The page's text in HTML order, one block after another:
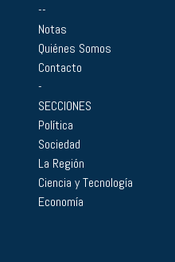
--
Notas
Quiénes Somos
Contacto
-
SECCIONES
Política
Sociedad
La Región
Ciencia y Tecnología
Economía